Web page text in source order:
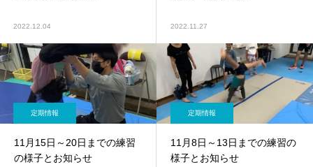
2022.12.04 2022.11.27
定期情報
11月15日～20日までの練習
の様子とお知らせ
定期情報
11月8日～13日までの練習の
様子とお知らせ